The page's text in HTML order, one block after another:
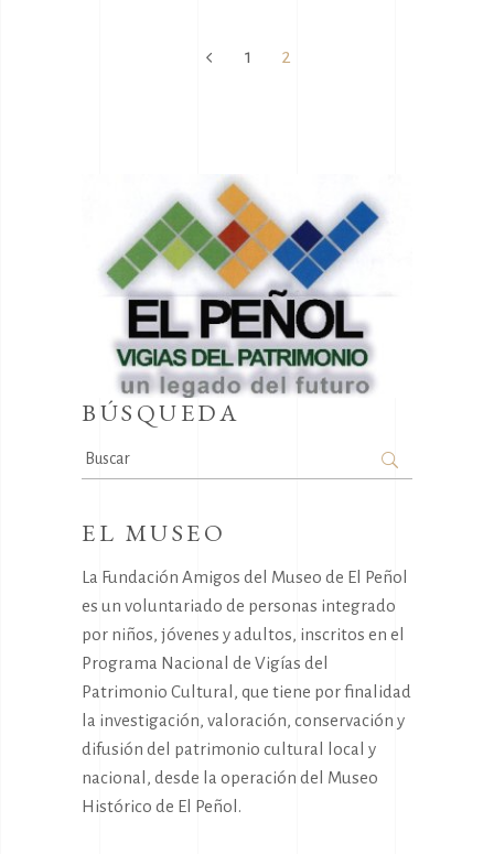
1 2
BÚSQUEDA
Search
for:
EL MUSEO
La Fundación Amigos del Museo de El Peñol
es un voluntariado de personas integrado
por niños, jóvenes y adultos, inscritos en el
Programa Nacional de Vigías del
Patrimonio Cultural, que tiene por finalidad
la investigación, valoración, conservación y
difusión del patrimonio cultural local y
nacional, desde la operación del Museo
Histórico de El Peñol.